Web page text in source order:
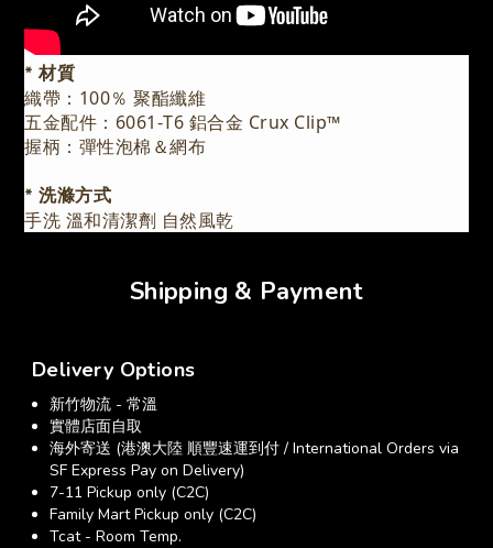
* 材質
織帶：100％ 聚酯纖維
五金配件：6061-T6 鋁合金 Crux Clip™️
握柄：彈性泡棉＆網布
* 洗滌方式
手洗 溫和清潔劑 自然風乾
Shipping & Payment
Delivery Options
新竹物流 - 常溫
實體店面自取
海外寄送 (港澳大陸 順豐速運到付 / International Orders via
SF Express Pay on Delivery)
7-11 Pickup only (C2C)
Family Mart Pickup only (C2C)
Tcat - Room Temp.